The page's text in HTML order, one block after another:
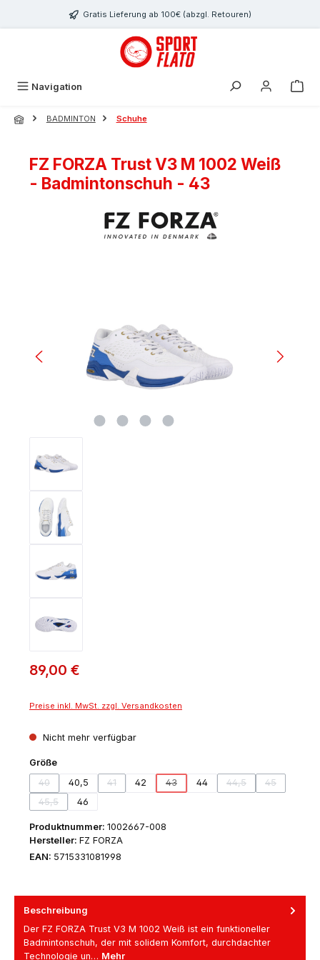
Zum Hauptinhalt springenGratis Lieferung ab 100€ (abzgl. Retouren)
Navigation
BADMINTON Schuhe
FZ FORZA Trust V3 M 1002 Weiß
- Badmintonschuh - 43
89,00 €
Preise inkl. MwSt. zzgl. Versandkosten
Nicht mehr verfügbar
Größeauswählen
40
(Diese Option ist zurzeit nicht verfügbar.)
40,5 41
(Diese Option ist zurzeit nicht verfügbar.)
42 43
(Diese Option ist zurzeit nicht
44 44,5
(Diese Option ist
45
(Diese
45,5
(Diese Option ist zurzeit nicht verfügbar.)
46
Produktnummer: 1002667-008
Hersteller: FZ FORZA
EAN: 5715331081998
Beschreibung
Der FZ FORZA Trust V3 M 1002 Weiß ist ein funktioneller
Badmintonschuh, der mit solidem Komfort, durchdachter
Technologie un… Mehr